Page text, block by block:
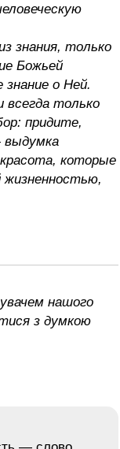
знания, только
Божьей
о Ней.
только
придите,
которые
нашого
з думкою